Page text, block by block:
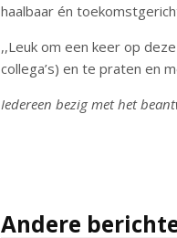
haalbaar én
,,Leuk om een keer op
collega’s) en te praten en
Iedereen bezig met het
Andere